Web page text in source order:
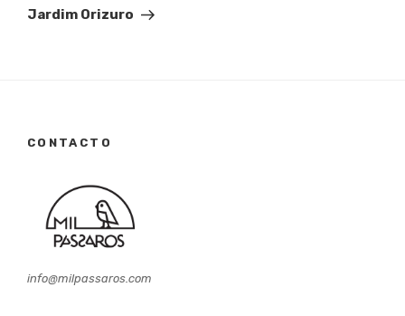
seguinte
Jardim Orizuro
CONTACTO
info@milpassaros.com